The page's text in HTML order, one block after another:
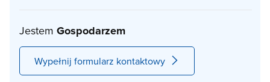
Jestem Gospodarzem
Wypełnij formularz kontaktowy